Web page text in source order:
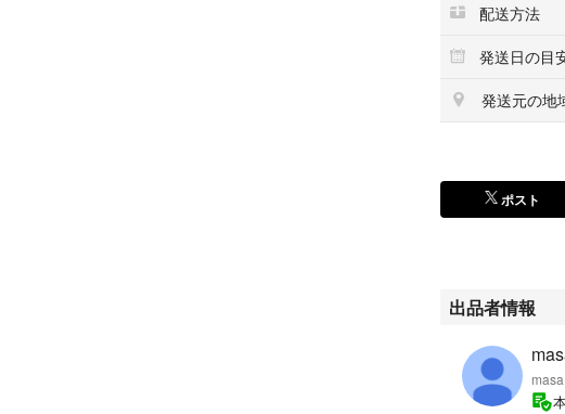
配送方法
発送日の目
発送元の地
ポスト
出品者情報
masa